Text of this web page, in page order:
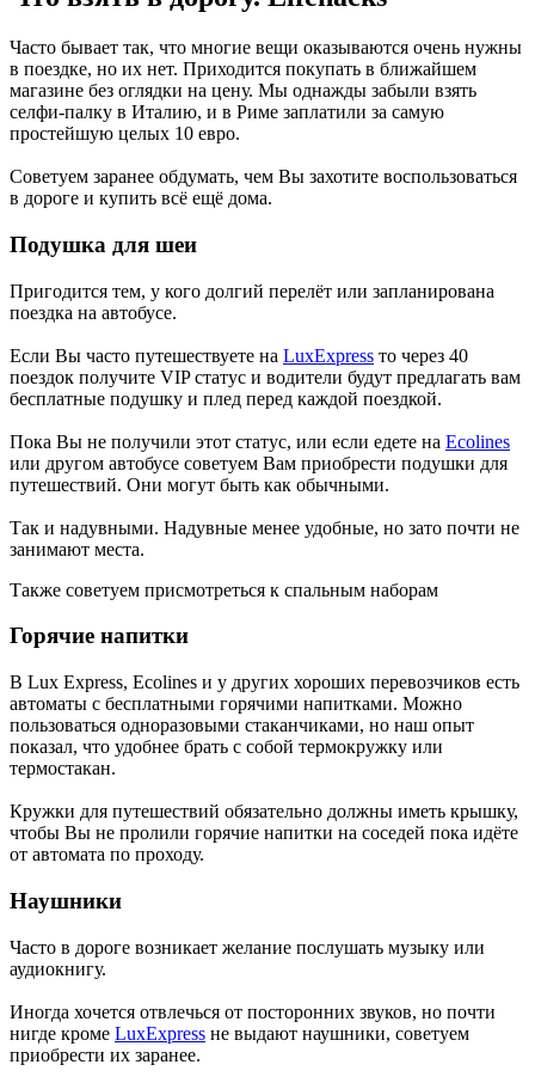
Часто бывает так, что многие вещи оказываются очень нужны
в поездке, но их нет. Приходится покупать в ближайшем
магазине без оглядки на цену. Мы однажды забыли взять
селфи-палку в Италию, и в Риме заплатили за самую
простейшую целых 10 евро.
Советуем заранее обдумать, чем Вы захотите воспользоваться
в дороге и купить всё ещё дома.
Подушка для шеи
Пригодится тем, у кого долгий перелёт или запланирована
поездка на автобусе.
Если Вы часто путешествуете на LuxExpress то через 40
поездок получите VIP статус и водители будут предлагать вам
бесплатные подушку и плед перед каждой поездкой.
Пока Вы не получили этот статус, или если едете на Ecolines
или другом автобусе советуем Вам приобрести подушки для
путешествий. Они могут быть как обычными.
Так и надувными. Надувные менее удобные, но зато почти не
занимают места.
Также советуем присмотреться к спальным наборам
Горячие напитки
В Lux Express, Ecolines и у других хороших перевозчиков есть
автоматы с бесплатными горячими напитками. Можно
пользоваться одноразовыми стаканчиками, но наш опыт
показал, что удобнее брать с собой термокружку или
термостакан.
Кружки для путешествий обязательно должны иметь крышку,
чтобы Вы не пролили горячие напитки на соседей пока идёте
от автомата по проходу.
Наушники
Часто в дороге возникает желание послушать музыку или
аудиокнигу.
Иногда хочется отвлечься от посторонних звуков, но почти
нигде кроме LuxExpress не выдают наушники, советуем
приобрести их заранее.